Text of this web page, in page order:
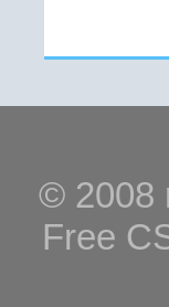
© 2008
Free